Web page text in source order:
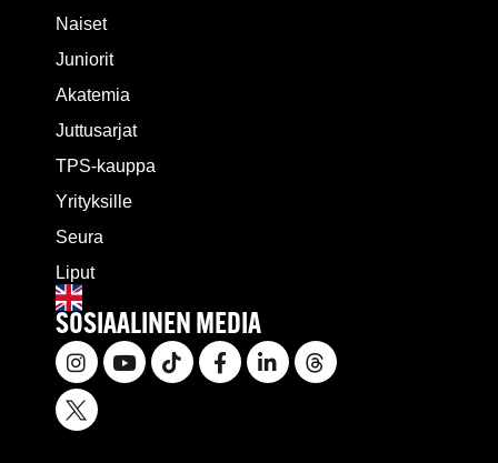
Naiset
Juniorit
Akatemia
Juttusarjat
TPS-kauppa
Yrityksille
Seura
Liput
SOSIAALINEN MEDIA